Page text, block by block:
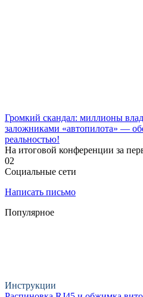
Громкий скандал: миллионы
заложниками «автопилота» —
реальностью!
На итоговой конференции за
02
Социальные сети
Написать письмо
Популярное
Инструкции